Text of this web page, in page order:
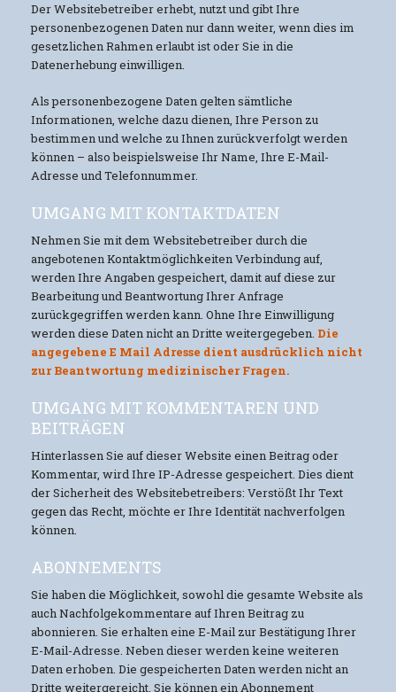
Der Websitebetreiber erhebt, nutzt und gibt Ihre
personenbezogenen Daten nur dann weiter, wenn dies im
gesetzlichen Rahmen erlaubt ist oder Sie in die
Datenerhebung einwilligen.
Als personenbezogene Daten gelten sämtliche
Informationen, welche dazu dienen, Ihre Person zu
bestimmen und welche zu Ihnen zurückverfolgt werden
können – also beispielsweise Ihr Name, Ihre E-Mail-
Adresse und Telefonnummer.
UMGANG MIT KONTAKTDATEN
Nehmen Sie mit dem Websitebetreiber durch die
angebotenen Kontaktmöglichkeiten Verbindung auf,
werden Ihre Angaben gespeichert, damit auf diese zur
Bearbeitung und Beantwortung Ihrer Anfrage
zurückgegriffen werden kann. Ohne Ihre Einwilligung
werden diese Daten nicht an Dritte weitergegeben. Die
angegebene E Mail Adresse dient ausdrücklich nicht
zur Beantwortung medizinischer Fragen.
UMGANG MIT KOMMENTAREN UND
BEITRÄGEN
Hinterlassen Sie auf dieser Website einen Beitrag oder
Kommentar, wird Ihre IP-Adresse gespeichert. Dies dient
der Sicherheit des Websitebetreibers: Verstößt Ihr Text
gegen das Recht, möchte er Ihre Identität nachverfolgen
können.
ABONNEMENTS
Sie haben die Möglichkeit, sowohl die gesamte Website als
auch Nachfolgekommentare auf Ihren Beitrag zu
abonnieren. Sie erhalten eine E-Mail zur Bestätigung Ihrer
E-Mail-Adresse. Neben dieser werden keine weiteren
Daten erhoben. Die gespeicherten Daten werden nicht an
Dritte weitergereicht. Sie können ein Abonnement